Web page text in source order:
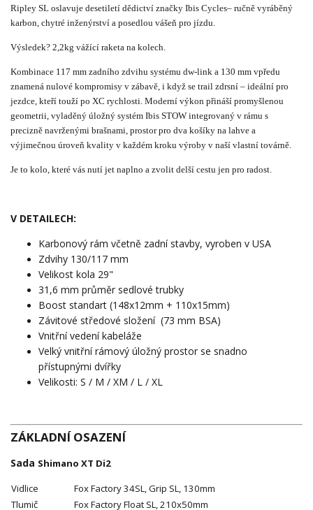
Ripley SL oslavuje desetiletí dědictví značky Ibis Cycles– ručně vyráběný
karbon, chytré inženýrství a posedlou vášeň pro jízdu.
Výsledek? 2,2kg vážící raketa na kolech.
Kombinace 117 mm zadního zdvihu systému dw-link a 130 mm vpředu
znamená nulové kompromisy v zábavě, i když se trail zdrsní – ideální pro
jezdce, kteří touží po XC rychlosti. Moderní výkon přináší promyšlenou
geometrii, vyladěný úložný systém Ibis STOW integrovaný v rámu s
precizně navrženými brašnami, prostor pro dva košíky na lahve a
výjimečnou úroveň kvality v každém kroku výroby v naší vlastní továrně.
Je to kolo, které vás nutí jet naplno a zvolit delší cestu jen pro radost.
V DETAILECH:
Karbonový rám včetně zadní stavby, vyroben v USA
Zdvihy 130/117 mm
Velikost kola 29"
31,6 mm průměr sedlové trubky
Boost standart (148x12mm + 110x15mm)
Závitové středové složení (73 mm BSA)
Vnitřní vedení kabeláže
Velký vnitřní rámový úložný prostor se snadno
přístupnými dvířky
Velikosti: S / M / XM / L / XL
ZÁKLADNÍ OSAZENÍ
Sada Shimano XT Di2
Vidlice
Fox Factory 34SL, Grip SL, 130mm
Tlumič
Fox Factory Float SL, 210x50mm